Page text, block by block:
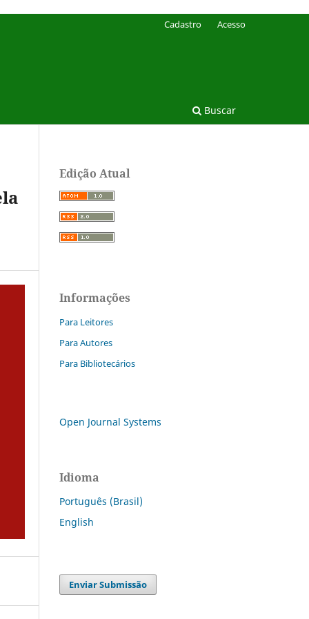
Buscar
Cadastro Acesso
Edição Atual
Informações
Para Leitores
Para Autores
Para Bibliotecários
Open Journal Systems
Idioma
Português (Brasil)
English
Enviar Submissão